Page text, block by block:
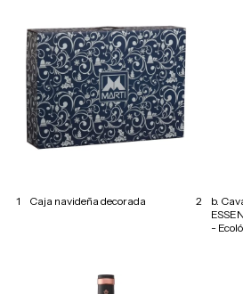
1 Caja navideña decorada 2
b.
-